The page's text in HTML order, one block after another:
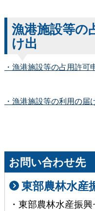
漁港施設等の
け出
・漁港施設等の占用許可
・漁港施設等の利用の届
お問い合わせ先
東部農林水産
・東部農林水産振